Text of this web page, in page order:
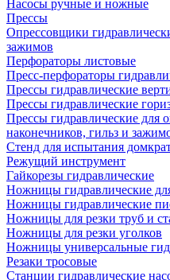
Насосы ручные и ножные
Прессы
Опрессовщики
зажимов
Перфораторы листовые
Пресс-перфораторы
Прессы гидравлические
Прессы гидравлические
Прессы гидравлические для
наконечников, гильз и
Стенд для испытания
Режущий инструмент
Гайкорезы гидравлические
Ножницы гидравлические
Ножницы гидравлические
Ножницы для резки труб и
Ножницы для резки уголков
Ножницы универсальные
Резаки тросовые
Станции гидравлические